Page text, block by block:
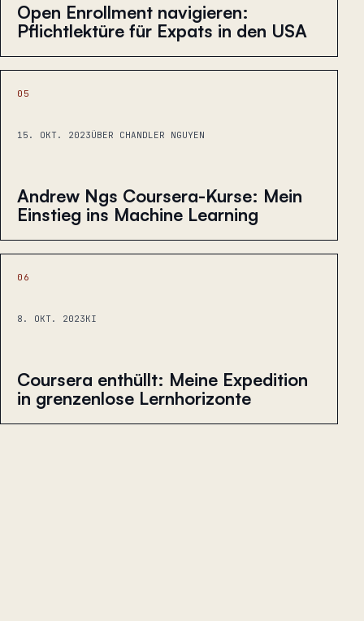
Open Enrollment navigieren:
Pflichtlektüre für Expats in den USA
05
15. OKT. 2023ÜBER CHANDLER NGUYEN
Andrew Ngs Coursera-Kurse: Mein
Einstieg ins Machine Learning
06
8. OKT. 2023KI
Coursera enthüllt: Meine Expedition
in grenzenlose Lernhorizonte